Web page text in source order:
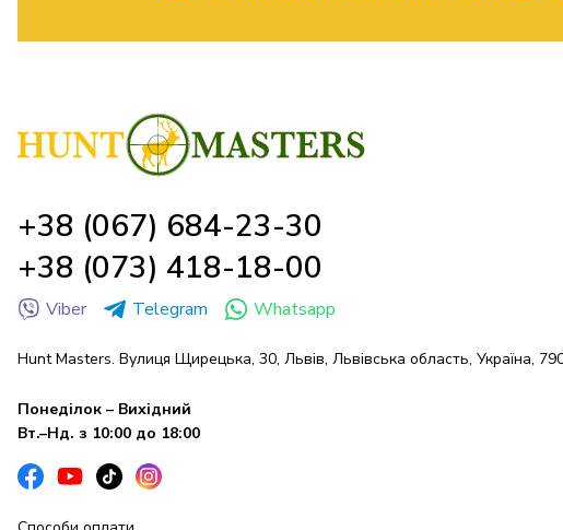
+38 (067) 684-23-30
+38 (073) 418-18-00
Viber Telegram Whatsapp
Hunt Masters. Вулиця Щирецька, 30, Львів, Львівська область, Україна,
Понеділок – Вихідний
Вт.–Нд. з 10:00 до 18:00